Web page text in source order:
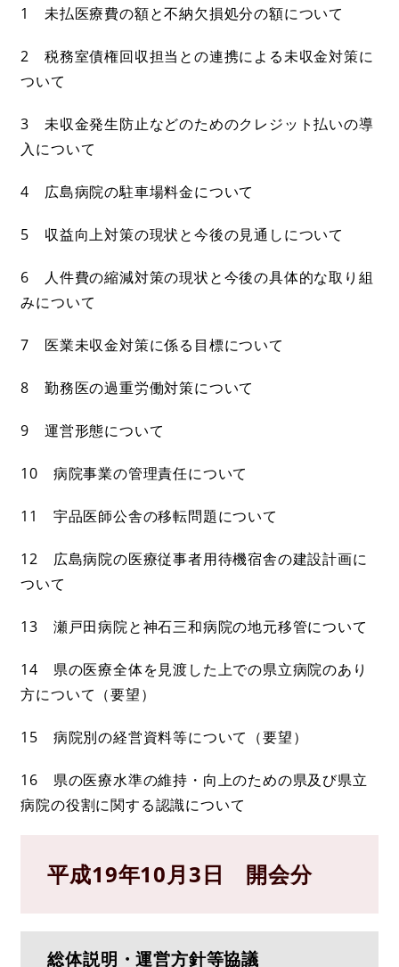
1 未払医療費の額と不納欠損処分の額について
2 税務室債権回収担当との連携による未収金対策に
ついて
3 未収金発生防止などのためのクレジット払いの導
入について
4 広島病院の駐車場料金について
5 収益向上対策の現状と今後の見通しについて
6 人件費の縮減対策の現状と今後の具体的な取り組
みについて
7 医業未収金対策に係る目標について
8 勤務医の過重労働対策について
9 運営形態について
10 病院事業の管理責任について
11 宇品医師公舎の移転問題について
12 広島病院の医療従事者用待機宿舎の建設計画に
ついて
13 瀬戸田病院と神石三和病院の地元移管について
14 県の医療全体を見渡した上での県立病院のあり
方について（要望）
15 病院別の経営資料等について（要望）
16 県の医療水準の維持・向上のための県及び県立
病院の役割に関する認識について
平成19年10月3日 開会分
総体説明・運営方針等協議